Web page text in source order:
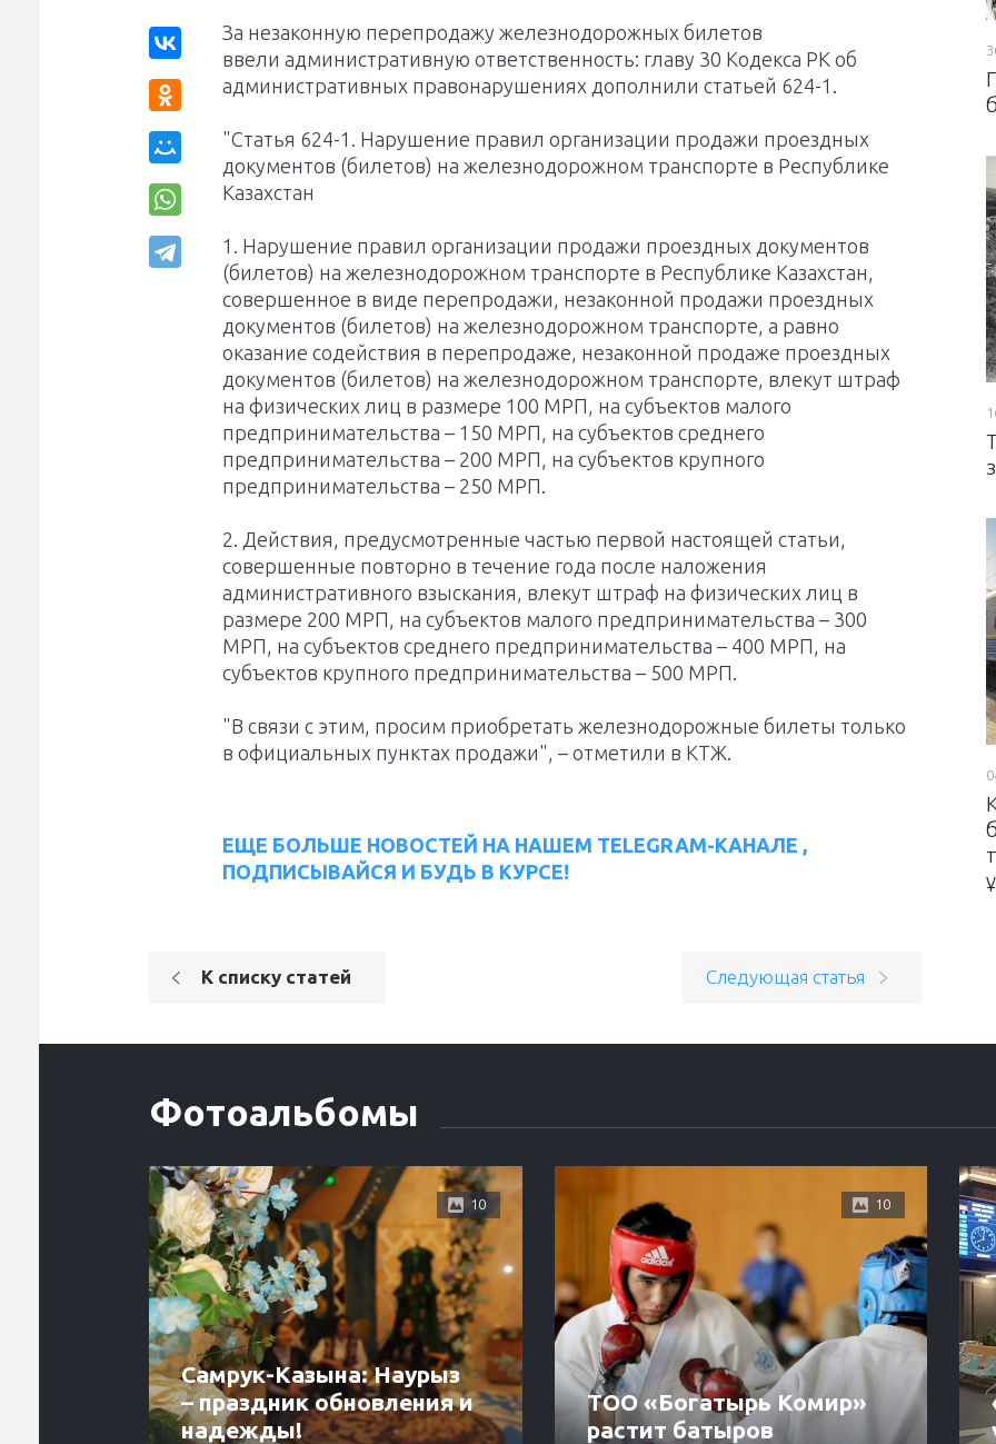
За незаконную перепродажу железнодорожных билетов
ввели административную ответственность: главу 30 Кодекса РК об
административных правонарушениях дополнили статьей 624-1.
"Статья 624-1. Нарушение правил организации продажи проездных
документов (билетов) на железнодорожном транспорте в Республике
Казахстан
1. Нарушение правил организации продажи проездных документов
(билетов) на железнодорожном транспорте в Республике Казахстан,
совершенное в виде перепродажи, незаконной продажи проездных
документов (билетов) на железнодорожном транспорте, а равно
оказание содействия в перепродаже, незаконной продаже проездных
документов (билетов) на железнодорожном транспорте, влекут штраф
на физических лиц в размере 100 МРП, на субъектов малого
предпринимательства – 150 МРП, на субъектов среднего
предпринимательства – 200 МРП, на субъектов крупного
предпринимательства – 250 МРП.
2. Действия, предусмотренные частью первой настоящей статьи,
совершенные повторно в течение года после наложения
административного взыскания, влекут штраф на физических лиц в
размере 200 МРП, на субъектов малого предпринимательства – 300
МРП, на субъектов среднего предпринимательства – 400 МРП, на
субъектов крупного предпринимательства – 500 МРП.
"В связи с этим, просим приобретать железнодорожные билеты только
в официальных пунктах продажи", – отметили в КТЖ.
ЕЩЕ БОЛЬШЕ НОВОСТЕЙ НА НАШЕМ TELEGRAM-КАНАЛЕ ,
ПОДПИСЫВАЙСЯ И БУДЬ В КУРСЕ!
К списку статей Следующая статья
Фотоальбомы
10
Самрук-Казына: Наурыз
– праздник обновления и
надежды!
10
ТОО «Богатырь Комир»
растит батыров